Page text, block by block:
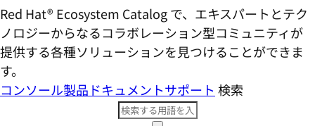
Red Hat® Ecosystem Catalog で、エキスパートとテク
ノロジーからなるコラボレーション型コミ​ュニティが
提供する各種ソリューションを見つけることができま
す。
コンソール製品ドキュメントサポート 検索